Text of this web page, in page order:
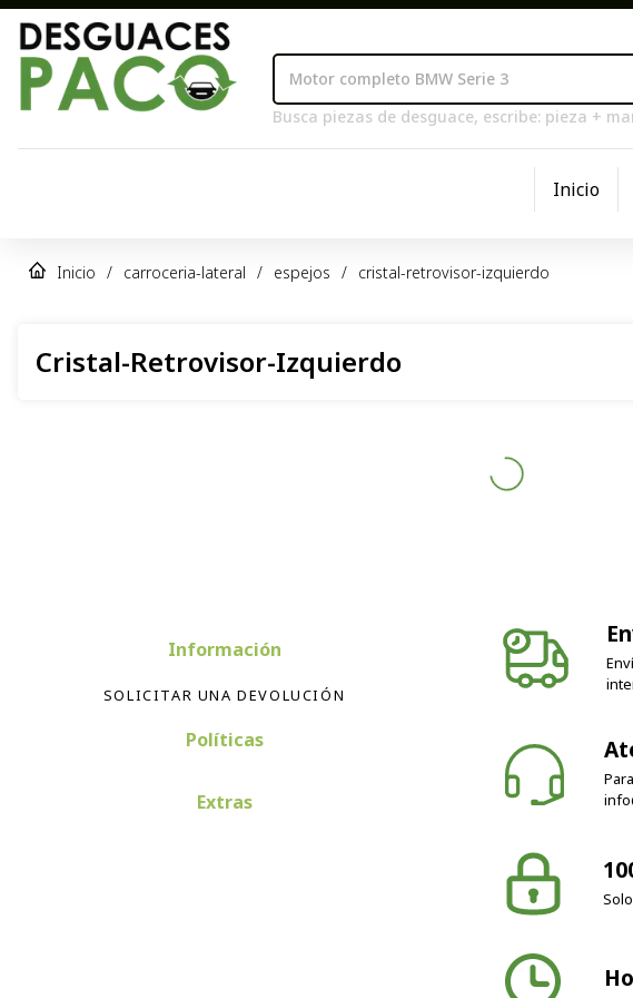
Busca piezas de desguace, escribe: pieza +
Inicio
Inicio / carroceria-lateral / espejos / cristal-retrovisor-izquierdo
Cristal-Retrovisor-Izquierdo
Información
SOLICITAR UNA DEVOLUCIÓN
Políticas
Extras